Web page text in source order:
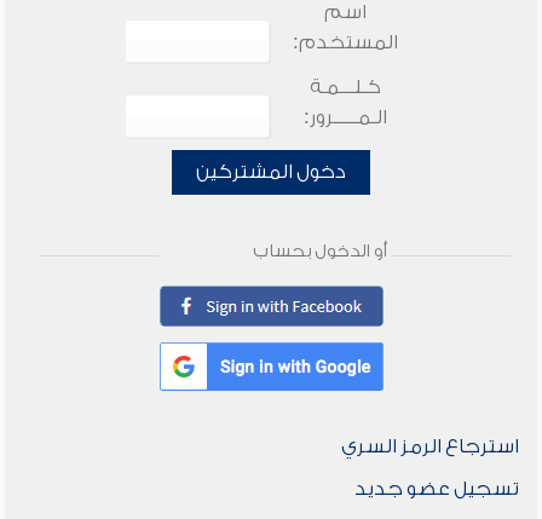
اسم
المستخدم:
كـلـــمـة
الـمـــــرور:
دخول المشتركين
أو الدخول بحساب
استرجاع الرمز السري
تسجيل عضو جديد